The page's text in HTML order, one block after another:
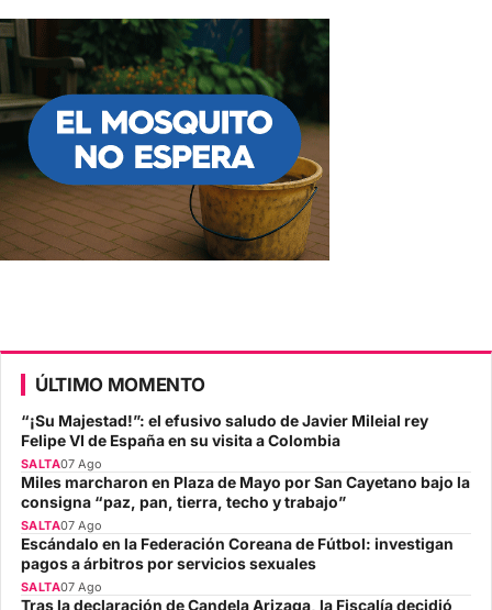
ÚLTIMO MOMENTO
“¡Su Majestad!”: el efusivo saludo de Javier Mileial rey
Felipe VI de España en su visita a Colombia
SALTA07 Ago
Miles marcharon en Plaza de Mayo por San Cayetano bajo la
consigna “paz, pan, tierra, techo y trabajo”
SALTA07 Ago
Escándalo en la Federación Coreana de Fútbol: investigan
pagos a árbitros por servicios sexuales
SALTA07 Ago
Tras la declaración de Candela Arizaga, la Fiscalía decidió